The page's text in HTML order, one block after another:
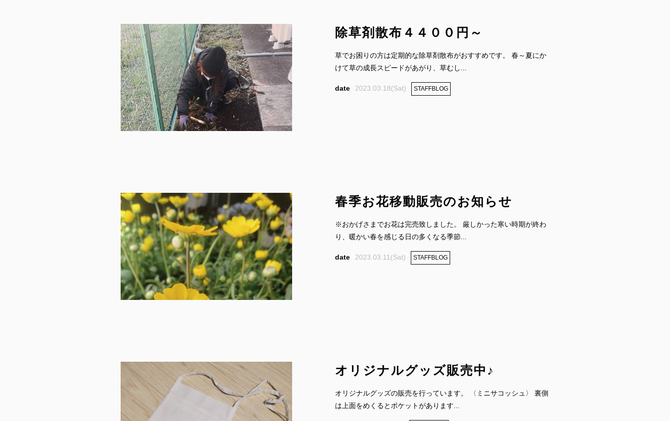
除草剤散布４４００円～
草でお困りの方は定期的な除草剤散布がおすすめです。 春～夏にか
けて草の成長スピードがあがり、草むし...
2023.03.18(Sat) STAFFBLOG
春季お花移動販売のお知らせ
※おかげさまでお花は完売致しました。 厳しかった寒い時期が終わ
り、暖かい春を感じる日の多くなる季節...
2023.03.11(Sat) STAFFBLOG
オリジナルグッズ販売中♪
オリジナルグッズの販売を行っています。 〈ミニサコッシュ〉 裏側
は上面をめくるとポケットがあります...